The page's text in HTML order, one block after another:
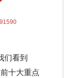
们看到
十大重点